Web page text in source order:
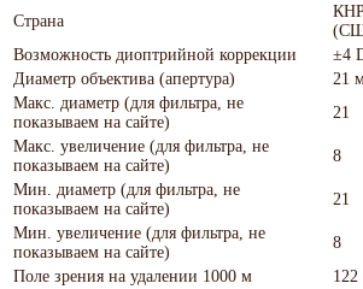
Страна
КНР
Возможность диоптрийной коррекции
±4
Диаметр объектива (апертура)
21
Макс. диаметр (для фильтра, не
показываем на сайте)
21
Макс. увеличение (для фильтра, не
показываем на сайте)
8
Мин. диаметр (для фильтра, не
показываем на сайте)
21
Мин. увеличение (для фильтра, не
показываем на сайте)
8
Поле зрения на удалении 1000 м